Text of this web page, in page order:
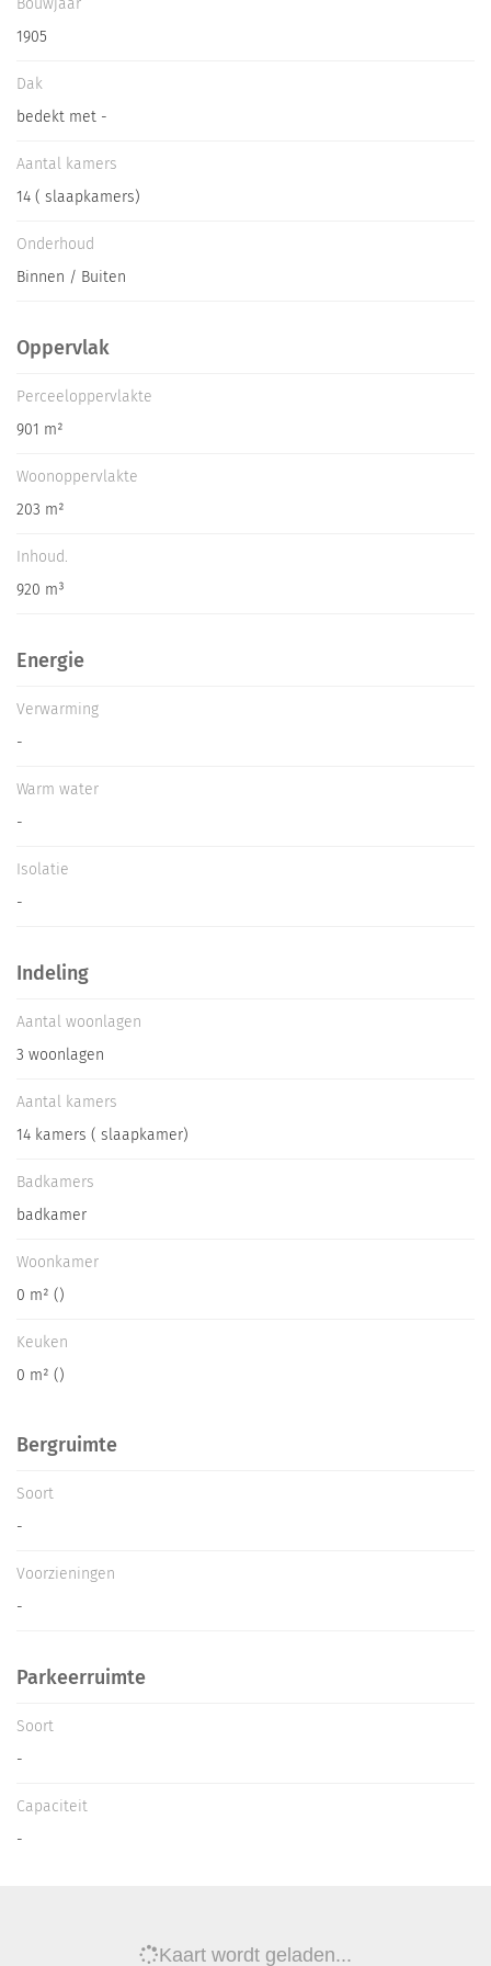
Pas gerenoveerd
Bouwjaar
1905
Dak
bedekt met -
Aantal kamers
14 ( slaapkamers)
Onderhoud
Binnen / Buiten
Oppervlak
Perceeloppervlakte
901 m²
Woonoppervlakte
203 m²
Inhoud.
920 m³
Energie
Verwarming
-
Warm water
-
Isolatie
-
Indeling
Aantal woonlagen
3 woonlagen
Aantal kamers
14 kamers ( slaapkamer)
Badkamers
badkamer
Woonkamer
0 m² ()
Keuken
0 m² ()
Bergruimte
Soort
-
Voorzieningen
-
Parkeerruimte
Soort
-
Capaciteit
-